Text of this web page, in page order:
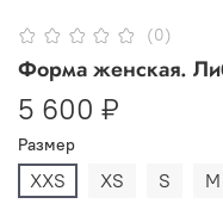
(0)
Форма женская.
5 600 ₽
Размер
XXS XS S M